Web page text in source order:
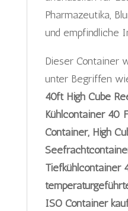
Pharmazeutika,
und empfindliche
Dieser Container
unter Begriffen
40ft High Cube
Kühlcontainer 40
Container, High
Tiefkühlcontainer
ISO Container